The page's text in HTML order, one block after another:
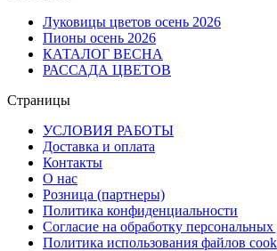
Луковицы цветов осень 2026
Пионы осень 2026
КАТАЛОГ ВЕСНА
РАССАДА ЦВЕТОВ
Страницы
УСЛОВИЯ РАБОТЫ
Доставка и оплата
Контакты
О наc
Розница (партнеры)
Политика конфиденциальности
Согласие на обработку
Политика использования файлов